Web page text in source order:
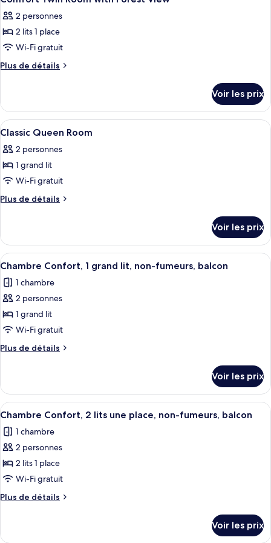
terrasse,
vue
mer
Suite
Junior,
grand
lit,
terrasse,
toutes
les
photos
pour
ce
chambre :
Comfort
Twin
Room
with
Forest
View
2 personnes
2 lits 1 place
Wi-Fi gratuit
Plus de détails
Plus
le
type
de
Comfort
Twin
with
Forest
View
Voir les prix
Afficher
toutes
les
photos
pour
ce
chambre :
Classic
Queen
Room
Literie de qualité supérieure,
8
Classic Queen Room
2 personnes
1 grand lit
Wi-Fi gratuit
Plus de détails
Plus
le
type
de
Classic
Queen
Voir les prix
Afficher
toutes
les
photos
pour
ce
type
de
Chambre
Confort,
1
grand
lit,
non-
fumeurs,
balcon
Une chambre d’hôtel équipée d’un
18
Chambre Confort, 1 grand lit, non-fumeurs, balcon
1 chambre
2 personnes
1 grand lit
Wi-Fi gratuit
Plus de détails
Plus
le
type
de
Chambre
Confort,
grand
lit,
fumeurs,
Voir les prix
Afficher
toutes
les
photos
pour
ce
type
de
Chambre
Une chambre d’hôtel avec un
7
Chambre Confort, 2 lits une place, non-fumeurs, balcon
1 chambre
2 personnes
2 lits 1 place
Wi-Fi gratuit
Plus de détails
Plus
le
Voir les prix